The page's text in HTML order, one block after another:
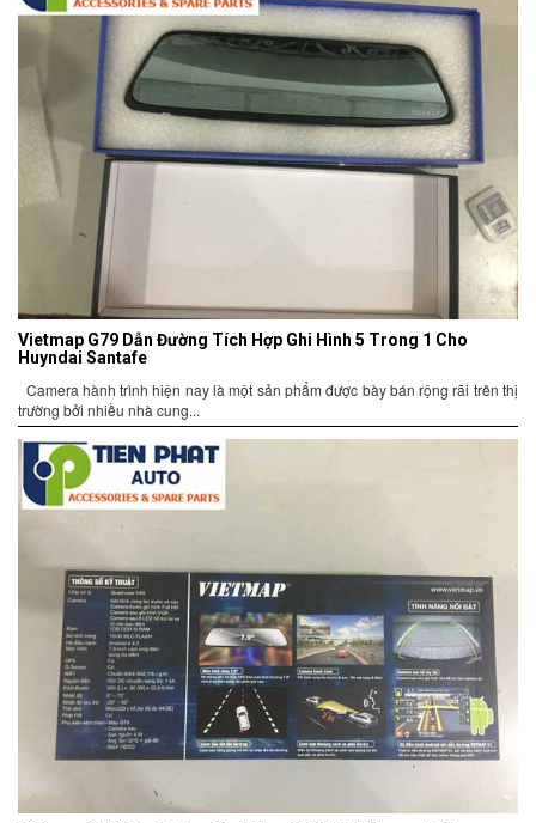
Vietmap G79 Dẫn Đường Tích Hợp Ghi Hình 5 Trong 1 Cho
Huyndai Santafe
Camera hành trình hiện nay là một sản phẩm được bày bán rộng rãi trên thị
trường bởi nhiều nhà cung...